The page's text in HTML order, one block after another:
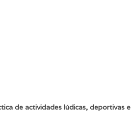
de actividades lúdicas, deportivas e